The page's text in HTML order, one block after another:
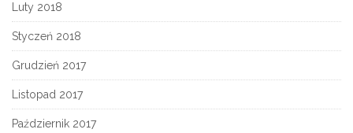
Luty 2018
Styczeń 2018
Grudzień 2017
Listopad 2017
Październik 2017